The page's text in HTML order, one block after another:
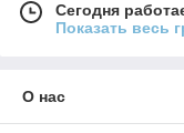
Сегодня
Показать весь
О нас